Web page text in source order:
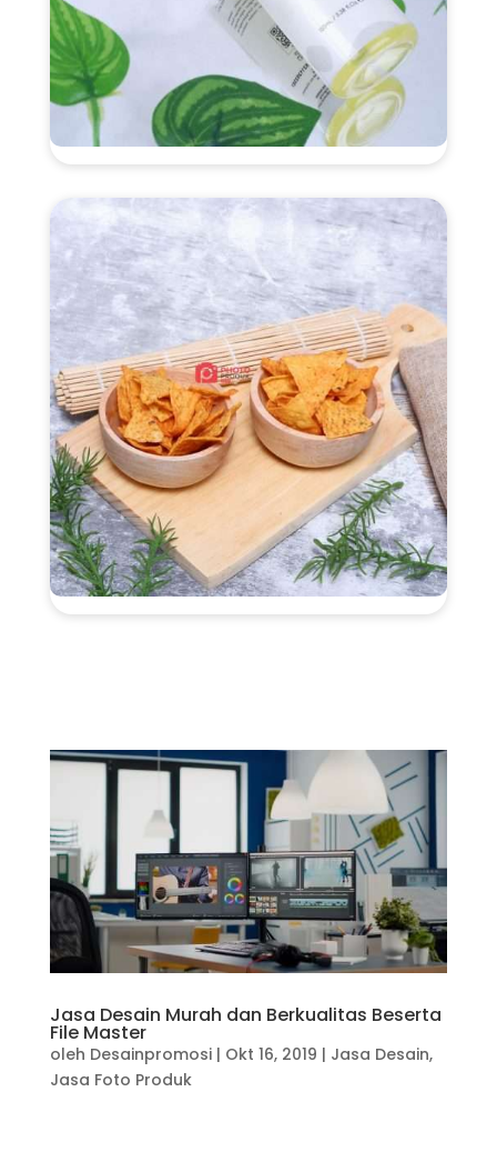
Jasa Desain Murah dan Berkualitas Beserta
File Master
oleh Desainpromosi| Okt 16, 2019 | Jasa Desain,
Jasa Foto Produk